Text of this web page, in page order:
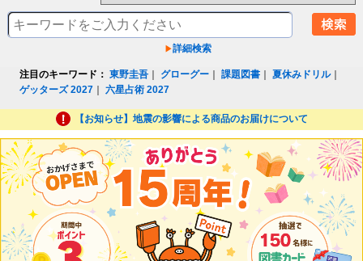
詳細検索
注目のキーワード： 東野圭吾 グローグー ｜課題図書 ｜夏休みドリル｜
ゲッターズ 2027 ｜六星占術 2027
【お知らせ】地震の影響による商品のお届けについて